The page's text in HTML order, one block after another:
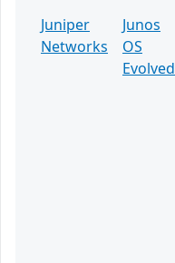
Juniper
Networks
Junos
OS
Evolved